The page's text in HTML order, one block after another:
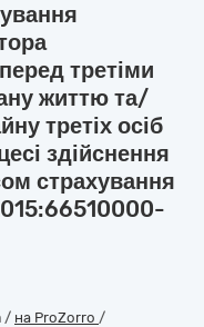
третіми
життю та/
третіх осіб
здійснення
страхування
/ на ProZorro /